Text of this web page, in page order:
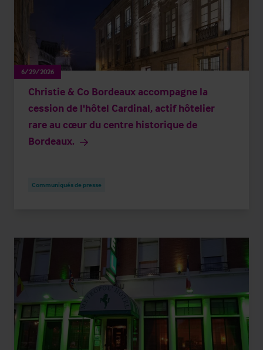
6/29/2026
Christie & Co Bordeaux accompagne la
cession de l'hôtel Cardinal, actif hôtelier
rare au cœur du centre historique de
Bordeaux.
Communiqués de presse